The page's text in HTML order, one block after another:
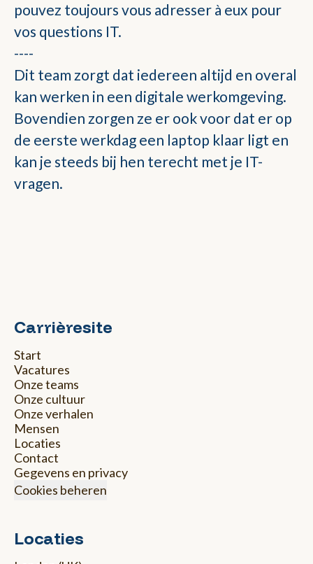
pouvez toujours vous adresser à eux pour
vos questions IT.
----
Dit team zorgt dat iedereen altijd en overal
kan werken in een digitale werkomgeving.
Bovendien zorgen ze er ook voor dat er op
de eerste werkdag een laptop klaar ligt en
kan je steeds bij hen terecht met je IT-
vragen.
Carrièresite
Start
Vacatures
Onze teams
Onze cultuur
Onze verhalen
Mensen
Locaties
Contact
Gegevens en privacy
Cookies beheren
Locaties